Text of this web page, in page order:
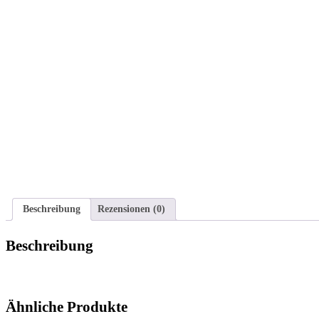
Beschreibung
Rezensionen (0)
Beschreibung
Ähnliche Produkte